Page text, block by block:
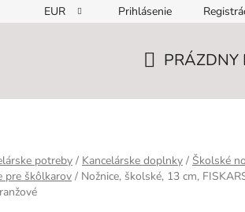
EUR Prihlásenie
PRÁZDNY
potreby / Kancelárske doplnky / Školské
pre škôlkarov / Nožnice, školské, 13 cm,